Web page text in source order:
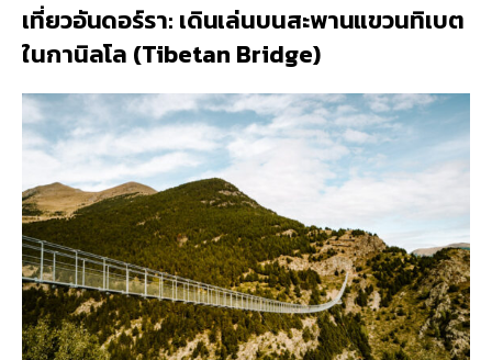
เที่ยวอันดอร์รา: เดินเล่นบนสะพานแขวนทิเบต
ในกานิลโล (Tibetan Bridge)